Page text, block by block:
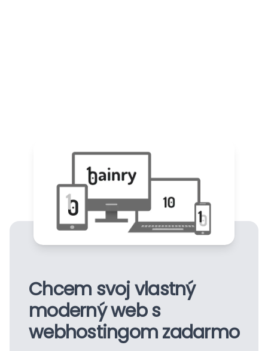
Chcem svoj vlastný
moderný web s
webhostingomzadarmo